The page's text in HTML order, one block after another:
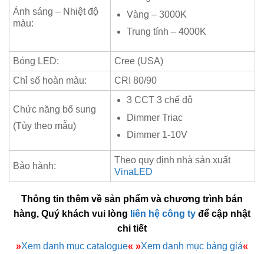
Ánh sáng – Nhiệt độ
màu:
Vàng – 3000K
Trung tính – 4000K
Bóng LED:
Cree (USA)
Chỉ số hoàn màu:
CRI 80/90
Chức năng bổ sung
(Tùy theo mẫu)
3 CCT 3 chế độ
Dimmer Triac
Dimmer 1-10V
Bảo hành:
Theo quy định nhà sản xuất
VinaLED
Thông tin thêm về sản phẩm và chương trình bán
hàng, Quý khách vui lòng liên hệ công ty để cập nhật
chi tiết
»Xem danh mục catalogue« »Xem danh mục bảng giá«